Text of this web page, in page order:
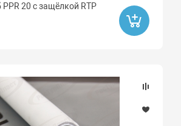
20 с защёлкой RTP